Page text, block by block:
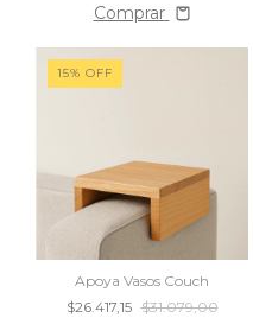
Comprar
15% OFF
Apoya Vasos Couch
$26.417,15 $31.079,00